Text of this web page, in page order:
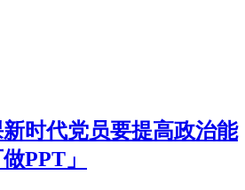
时代党员要提高政治能
PPT」